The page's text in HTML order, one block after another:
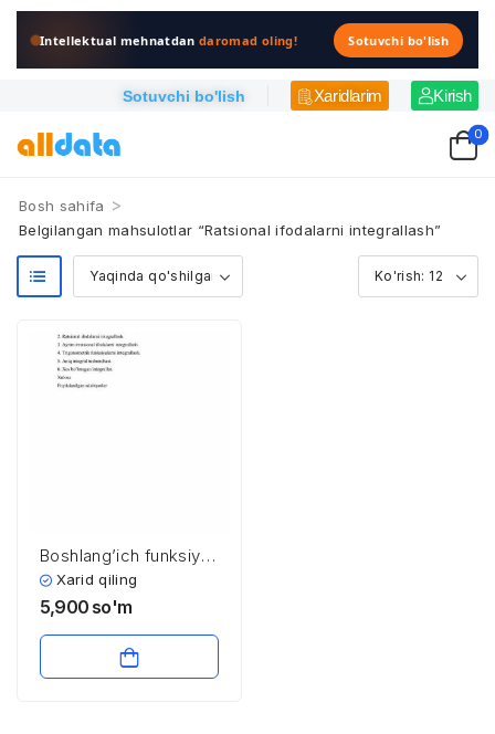
Intellektual mehnatdandaromad oling! Sotuvchi bo'lish
Sotuvchi bo'lish Xaridlarim Kirish
0
Bosh sahifa >
Belgilangan mahsulotlar “Ratsional ifodalarni integrallash”
Bоshlаng’ich funksiya
vа integrаl
Xarid qiling
5,900 so'm